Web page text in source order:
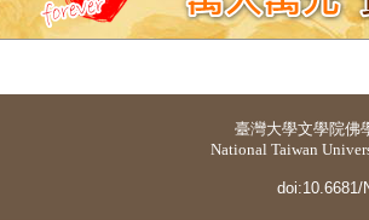
臺灣大學文學院佛
National Taiwan
doi:10.6681/